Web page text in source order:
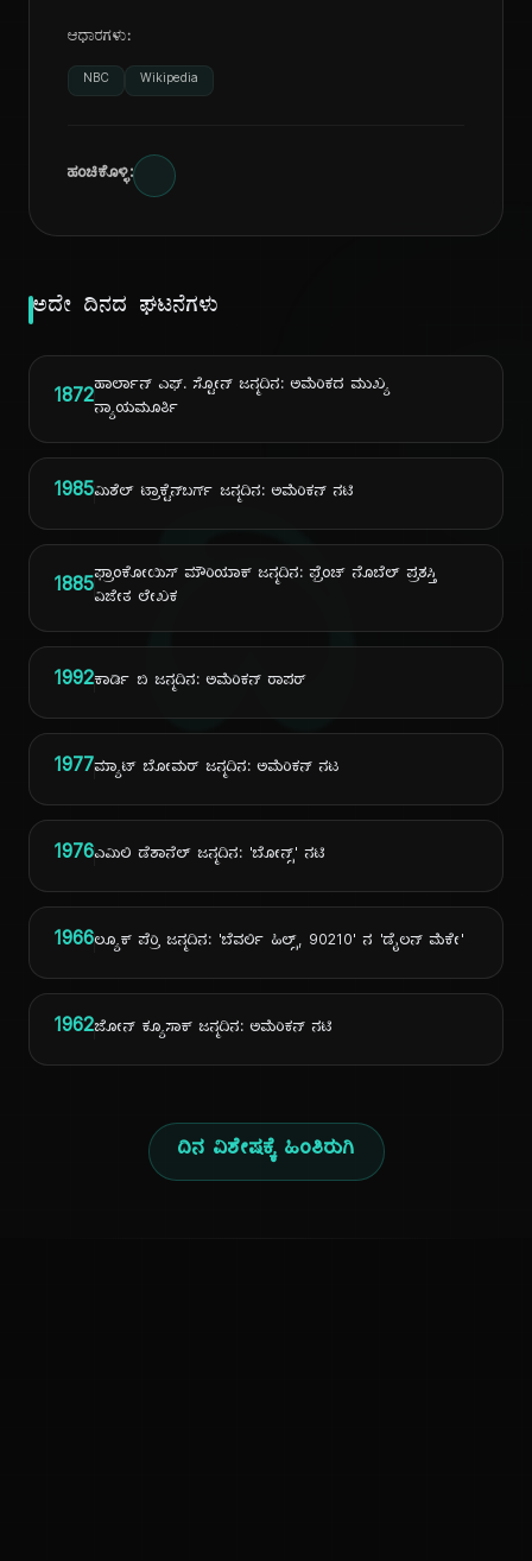
ದಿ
ಆಧಾರಗಳು:
NBC Wikipedia
ಹಂಚಿಕೊಳ್ಳಿ:
ಅದೇ ದಿನದ ಘಟನೆಗಳು
1872ಹಾರ್ಲಾನ್ ಎಫ್. ಸ್ಟೋನ್ ಜನ್ಮದಿನ: ಅಮೆರಿಕದ ಮುಖ್ಯ
ನ್ಯಾಯಮೂರ್ತಿ
1985ಮಿಶೆಲ್ ಟ್ರಾಕ್ಟೆನ್‌ಬರ್ಗ್ ಜನ್ಮದಿನ: ಅಮೆರಿಕನ್ ನಟಿ
1885ಫ್ರಾಂಕೋಯಿಸ್ ಮೌರಿಯಾಕ್ ಜನ್ಮದಿನ: ಫ್ರೆಂಚ್ ನೊಬೆಲ್ ಪ್ರಶಸ್ತಿ
ವಿಜೇತ ಲೇಖಕ
1992ಕಾರ್ಡಿ ಬಿ ಜನ್ಮದಿನ: ಅಮೆರಿಕನ್ ರಾಪರ್
1977ಮ್ಯಾಟ್ ಬೋಮರ್ ಜನ್ಮದಿನ: ಅಮೆರಿಕನ್ ನಟ
1976ಎಮಿಲಿ ಡೆಶಾನೆಲ್ ಜನ್ಮದಿನ: 'ಬೋನ್ಸ್' ನಟಿ
1966ಲ್ಯೂಕ್ ಪೆರ್ರಿ ಜನ್ಮದಿನ: 'ಬೆವರ್ಲಿ ಹಿಲ್ಸ್, 90210' ನ 'ಡೈಲನ್ ಮೆಕೇ'
1962ಜೋನ್ ಕ್ಯೂಸಾಕ್ ಜನ್ಮದಿನ: ಅಮೆರಿಕನ್ ನಟಿ
ದಿನ ವಿಶೇಷಕ್ಕೆ ಹಿಂತಿರುಗಿ